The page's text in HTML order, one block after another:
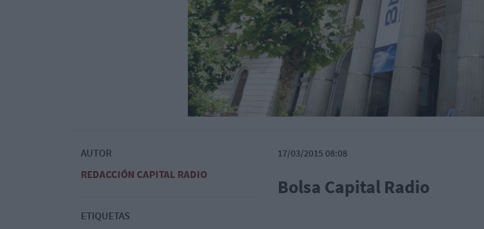
AUTOR
REDACCIÓN CAPITAL RADIO
ETIQUETAS
17/03/2015 08:08
Bolsa Capital Radio